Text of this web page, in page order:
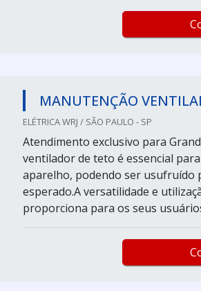
MANUTENÇÃO
ELÉTRICA WRJ / SÃO PAULO - SP
Atendimento exclusivo para
ventilador de teto é essencial
aparelho, podendo ser usufruído
esperado.A versatilidade e
proporciona para os seus